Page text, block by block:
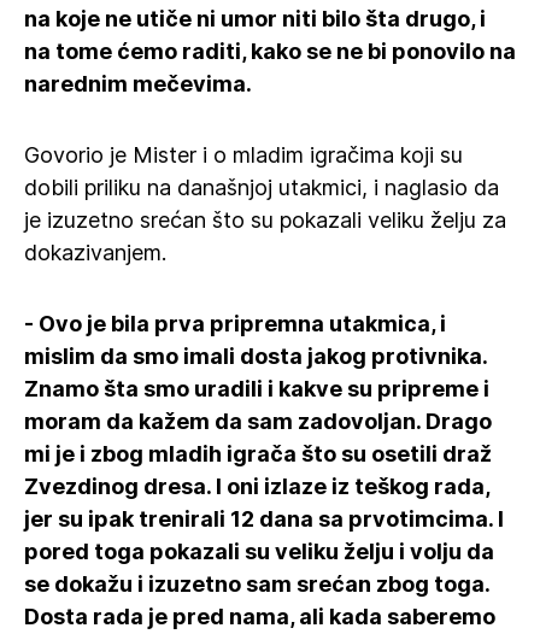
na koje ne utiče ni umor niti bilo šta drugo, i
na tome ćemo raditi, kako se ne bi ponovilo na
narednim mečevima.
Govorio je Mister i o mladim igračima koji su
dobili priliku na današnjoj utakmici, i naglasio da
je izuzetno srećan što su pokazali veliku želju za
dokazivanjem.
- Ovo je bila prva pripremna utakmica, i
mislim da smo imali dosta jakog protivnika.
Znamo šta smo uradili i kakve su pripreme i
moram da kažem da sam zadovoljan. Drago
mi je i zbog mladih igrača što su osetili draž
Zvezdinog dresa. I oni izlaze iz teškog rada,
jer su ipak trenirali 12 dana sa prvotimcima. I
pored toga pokazali su veliku želju i volju da
se dokažu i izuzetno sam srećan zbog toga.
Dosta rada je pred nama, ali kada saberemo